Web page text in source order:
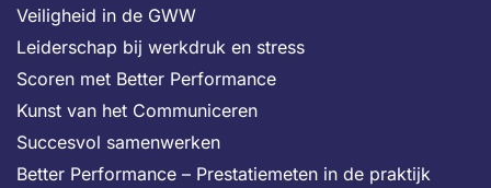
Veiligheid in de GWW
Leiderschap bij werkdruk en stress
Scoren met Better Performance
Kunst van het Communiceren
Succesvol samenwerken
Better Performance – Prestatiemeten in de praktijk